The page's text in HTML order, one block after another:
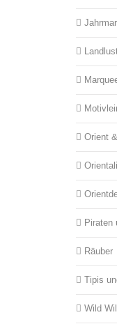
Orient
Piraten
Räuber
Tipis
Wild